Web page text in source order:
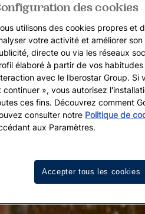
des cookies
utilisons des cookies propres et
votre activité et améliorer
directe ou via les réseaux
élaboré à partir de vos
avec le Iberostar Group. Si
continuer », vous autorisez
ces fins. Découvrez comment
consulter notre Politique de
aux Paramètres.
Accepter tous les cookies